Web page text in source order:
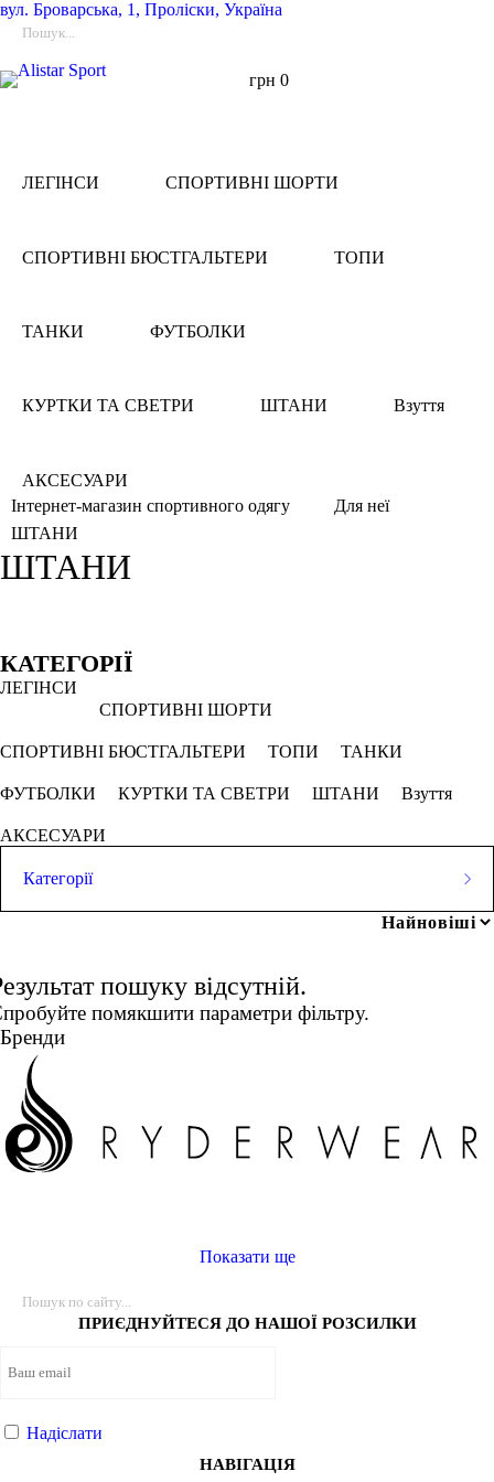
вул. Броварська, 1, Проліски, Україна
грн 0
ЛЕГІНСИ СПОРТИВНІ ШОРТИ
СПОРТИВНІ БЮСТГАЛЬТЕРИ ТОПИ
ТАНКИ ФУТБОЛКИ
КУРТКИ ТА СВЕТРИ ШТАНИ Взуття
АКСЕСУАРИ
Інтернет-магазин спортивного одягу
Для неї
ШТАНИ
ШТАНИ
Обрано
Кавун Оливковий
Puma
СКАСОВУВАТИ ВСЕ
грн
Розмір одягу
КАТЕГОРІЇ
ЛЕГІНСИ
СПОРТИВНІ ШОРТИ
СПОРТИВНІ БЮСТГАЛЬТЕРИ ТОПИ ТАНКИ
ФУТБОЛКИ КУРТКИ ТА СВЕТРИ ШТАНИ Взуття
АКСЕСУАРИ
Категорії
СПОРТИВНІ БЮСТГАЛЬТЕРИ ТОПИ
ФУТБОЛКИ КУРТКИ ТА СВЕТРИ ШТАНИ
АКСЕСУАРИ
пошуку відсутній.
помякшити параметри фільтру.
Бренди
Показати ще
ПРИЄДНУЙТЕСЯ ДО НАШОЇ РОЗСИЛКИ
Надіслати
НАВІГАЦІЯ